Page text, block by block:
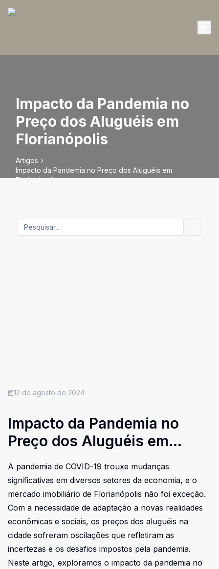
Impacto da Pandemia no
Preço dos Aluguéis em
Florianópolis
Artigos
Impacto da Pandemia no Preço dos Aluguéis em
Florianópolis
12 de agosto de 2024
Impacto da Pandemia no
Preço dos Aluguéis em
A pandemia de COVID-19 trouxe mudanças
significativas em diversos setores da economia, e o
mercado imobiliário de Florianópolis não foi exceção.
Com a necessidade de adaptação a novas realidades
econômicas e sociais, os preços dos aluguéis na
cidade sofreram oscilações que refletiram as
incertezas e os desafios impostos pela pandemia.
Neste artigo, exploramos o impacto da pandemia no